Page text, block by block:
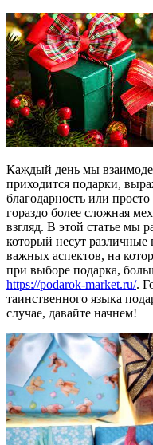
Каждый день мы
приходится подарки,
благодарность или
гораздо более сложная
взгляд. В этой статье мы
который несут различные
важных аспектов, на
при выборе подарка,
https://podarok-market.ru/.
таинственного языка
случае, давайте начнем!